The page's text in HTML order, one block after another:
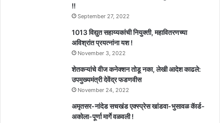
!!
September 27, 2022
1013 विद्युत सहाय्यकांची नियुक्ती, महावितरणच्या
अविश्रांत प्रयत्नांना यश !
November 3, 2022
शेतकऱ्यांचे वीज कनेक्शन तोडू नका, लेखी आदेश काढले:
उपमुख्यमंत्री देवेंद्र फडणवीस
November 24, 2022
अमृतसर-नांदेड सचखंड एक्स्प्रेस खांडवा-भुसावळ कॅार्ड-
अकोला-पूर्णा मार्गे वळवली !